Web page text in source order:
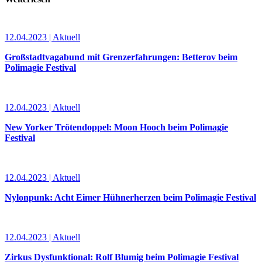
12.04.2023 | Aktuell
Großstadtvagabund mit Grenzerfahrungen: Betterov beim
Polimagie Festival
12.04.2023 | Aktuell
New Yorker Trötendoppel: Moon Hooch beim Polimagie
Festival
12.04.2023 | Aktuell
Nylonpunk: Acht Eimer Hühnerherzen beim Polimagie Festival
12.04.2023 | Aktuell
Zirkus Dysfunktional: Rolf Blumig beim Polimagie Festival